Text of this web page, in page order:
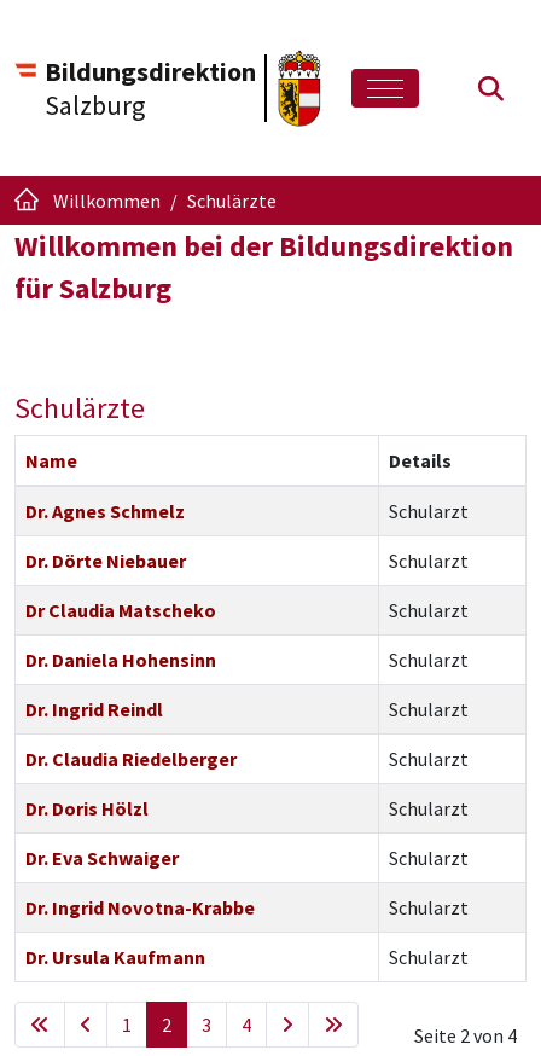
Bildungsdirektion
Salzburg
Willkommen Schulärzte
Willkommen bei der Bildungsdirektion
für Salzburg
Schulärzte
Name Details
Dr. Agnes Schmelz Schularzt
Dr. Dörte Niebauer Schularzt
Dr Claudia Matscheko Schularzt
Dr. Daniela Hohensinn Schularzt
Dr. Ingrid Reindl Schularzt
Dr. Claudia Riedelberger Schularzt
Dr. Doris Hölzl Schularzt
Dr. Eva Schwaiger Schularzt
Dr. Ingrid Novotna-Krabbe Schularzt
Dr. Ursula Kaufmann Schularzt
Seite 2 von 4
1 2 3 4